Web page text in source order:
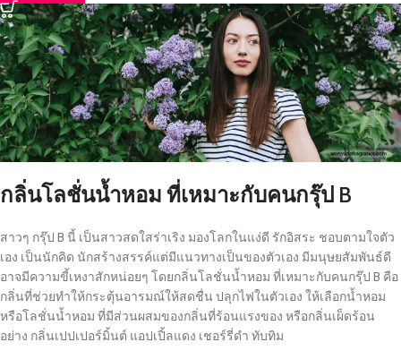
กลิ่นโลชั่นน้ำหอม ที่เหมาะกับคนกรุ๊ป B
สาวๆ กรุ๊ป B นี้ เป็นสาวสดใสร่าเริง มองโลกในแง่ดี รักอิสระ ชอบตามใจตัว
เอง เป็นนักคิด นักสร้างสรรค์แต่มีแนวทางเป็นของตัวเอง มีมนุษยสัมพันธ์ดี
อาจมีความขี้เหงาสักหน่อยๆ โดยกลิ่นโลชั่นน้ำหอม ที่เหมาะกับคนกรุ๊ป B คือ
กลิ่นที่ช่วยทำให้กระตุ้นอารมณ์ให้สดชื่น ปลุกไฟในตัวเอง ให้เลือกน้ำหอม
หรือโลชั่นน้ำหอม ที่มีส่วนผสมของกลิ่นที่ร้อนแรงของ หรือกลิ่นเผ็ดร้อน
อย่าง กลิ่นเปปเปอร์มิ้นต์ แอปเปิ้ลแดง เชอร์รี่ดำ ทับทิม